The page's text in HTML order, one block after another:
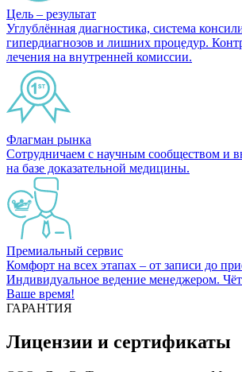
Цель – результат
Углублённая диагностика, система
гипердиагнозов и лишних процедур.
лечения на внутренней комиссии.
Флагман рынка
Сотрудничаем с научным сообществом и
на базе доказательной медицины.
Премиальный сервис
Комфорт на всех этапах – от записи до
Индивидуальное ведение менеджером.
Ваше время!
ГАРАНТИЯ
Лицензии и сертификаты